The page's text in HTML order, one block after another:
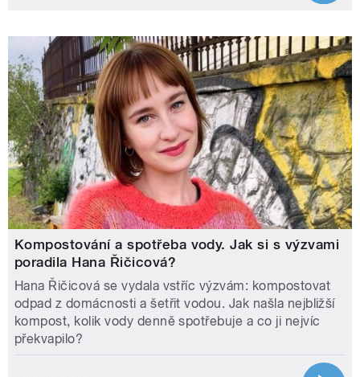
Kompostování a spotřeba vody. Jak si s výzvami
poradila Hana Řičicová?
Hana Řičicová se vydala vstříc výzvám: kompostovat
odpad z domácnosti a šetřit vodou. Jak našla nejbližší
kompost, kolik vody denně spotřebuje a co ji nejvíc
překvapilo?